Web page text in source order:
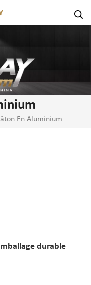
En Aluminium
durable